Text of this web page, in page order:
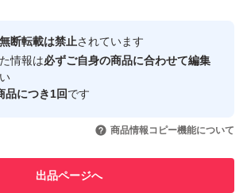
心・安全なユーザーです
引を完了させた実績があります
での取引実績があります
無断転載は禁止されています
情報は必ずご自身の商品に合わせて編集
品につき1回です
商品情報コピー機能について
出品ページへ